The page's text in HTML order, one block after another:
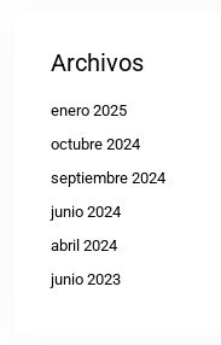
Archivos
enero 2025
octubre 2024
septiembre 2024
junio 2024
abril 2024
junio 2023